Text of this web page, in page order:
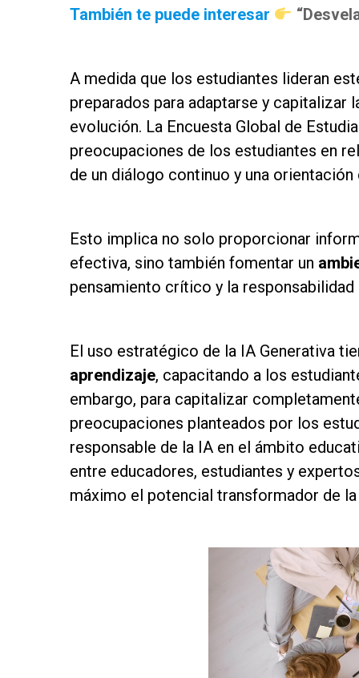
También te puede interesar
A medida que los estudiantes lideran
preparados para adaptarse y
evolución. La Encuesta Global de
preocupaciones de los estudiantes en
de un diálogo continuo y una
Esto implica no solo proporcionar
efectiva, sino también fomentar un
pensamiento crítico y la responsabilidad
El uso estratégico de la IA Generativa
aprendizaje, capacitando a los
embargo, para capitalizar
preocupaciones planteados por los
responsable de la IA en el ámbito
entre educadores, estudiantes y
máximo el potencial transformador de